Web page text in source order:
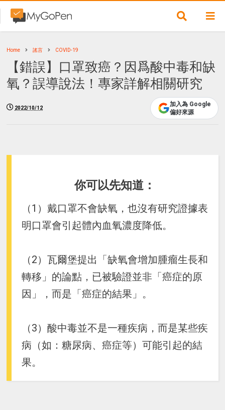
Home 謠言 COVID-19
【錯誤】口罩致癌？因爲酸中毒和缺
氧？誤導說法！專家詳解相關研究
2022/10/12
加入為 Google
偏好來源
你可以先知道：
（1）戴口罩不會缺氧，也沒有研究證據表
明口罩會引起體內血氧濃度降低。
（2）瓦爾堡提出「缺氧會增加腫瘤生長和
轉移」的論點，已被驗證並非「癌症的原
因」，而是「癌症的結果」。
（3）酸中毒並不是一種疾病，而是某些疾
病（如：糖尿病、癌症等）可能引起的結
果。